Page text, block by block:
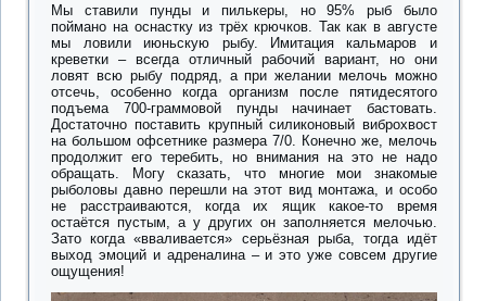
Мы ставили пунды и пилькеры, но 95% рыб было
поймано на оснастку из трёх крючков. Так как в августе
мы ловили июньскую рыбу. Имитация кальмаров и
креветки – всегда отличный рабочий вариант, но они
ловят всю рыбу подряд, а при желании мелочь можно
отсечь, особенно когда организм после пятидесятого
подъема 700-граммовой пунды начинает бастовать.
Достаточно поставить крупный силиконовый виброхвост
на большом офсетнике размера 7/0. Конечно же, мелочь
продолжит его теребить, но внимания на это не надо
обращать. Могу сказать, что многие мои знакомые
рыболовы давно перешли на этот вид монтажа, и особо
не расстраиваются, когда их ящик какое-то время
остаётся пустым, а у других он заполняется мелочью.
Зато когда «вваливается» серьёзная рыба, тогда идёт
выход эмоций и адреналина – и это уже совсем другие
ощущения!